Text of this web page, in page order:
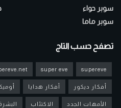
سوبر حواء
سوبر ماما
تصفح حسب التاج
supereve
super eve
أفكار ديكور أفكار هدايا
الأمهات الجدد الاكتئاب